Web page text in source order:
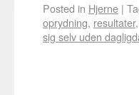
Posted in Hjerne |
oprydning, resultater,
sig selv uden